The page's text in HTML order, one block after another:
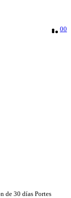
00
de 30 días Portes